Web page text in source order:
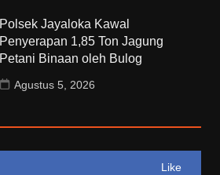
Polsek Jayaloka Kawal
Penyerapan 1,85 Ton Jagung
Petani Binaan oleh Bulog
Agustus 5, 2026
Like